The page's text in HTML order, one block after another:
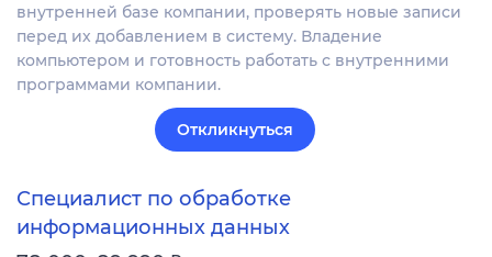
внутренней базе компании, проверять новые записи
перед их добавлением в систему. Владение
компьютером и готовность работать с внутренними
программами компании.
Откликнуться
Специалист по обработке
информационных данных